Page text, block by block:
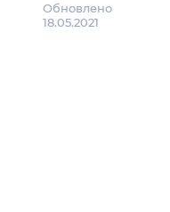
Обновлено
18.05.2021